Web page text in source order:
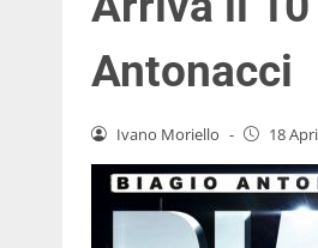
Antonacci
Ivano Moriello - 18